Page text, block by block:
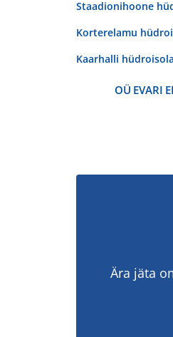
Staadionihoone
Korterelamu
Kaarhalli
OÜ EVARI
Ära jäta